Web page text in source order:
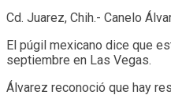
Cd. Juarez, Chih.- Canelo
El púgil mexicano dice que
septiembre en Las Vegas.
Álvarez reconoció que hay